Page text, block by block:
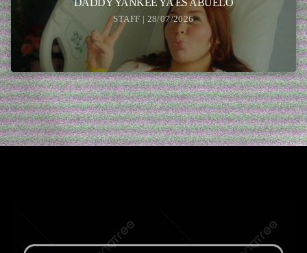
DADDY YANKEE YA ES ABUELO
STAFF | 28/07/2026